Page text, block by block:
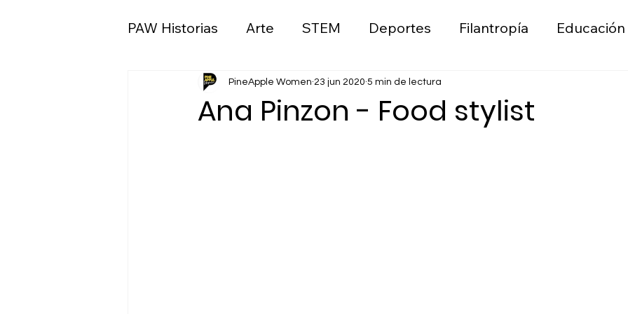
PAW Historias Arte STEM Deportes Filantropía Educación
Ciencias sociales y política Liderazgo
Ana Pinzon - Food stylist
PineApple Women 23 jun 2020 5 min de lectura